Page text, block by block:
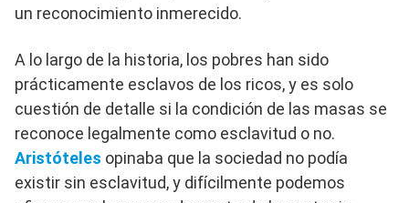
un reconocimiento inmerecido.
A lo largo de la historia, los pobres han sido
prácticamente esclavos de los ricos, y es solo
cuestión de detalle si la condición de las masas se
reconoce legalmente como esclavitud o no.
Aristóteles opinaba que la sociedad no podía
existir sin esclavitud, y difícilmente podemos